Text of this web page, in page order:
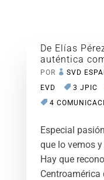
De Elías
auténtica
POR SVD
EVD
3 JPIC
4
Especial
que lo vemos
Hay que
Centroamérica